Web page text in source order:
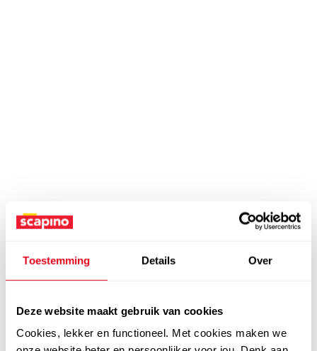
Toestemming Details Over
Deze website maakt gebruik van cookies
Cookies, lekker en functioneel. Met cookies maken we